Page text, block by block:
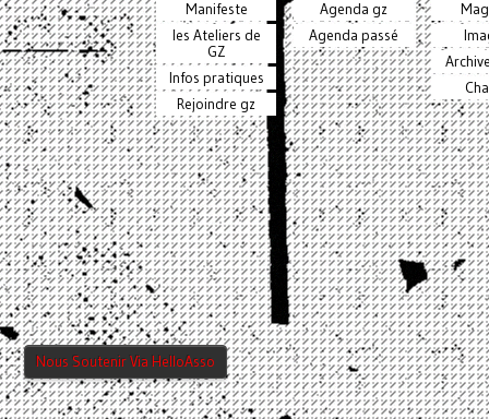
Manifeste
les Ateliers de
GZ
Infos pratiques
Rejoindre gz
Agenda gz
Agenda passé
Nous Soutenir Via HelloAsso